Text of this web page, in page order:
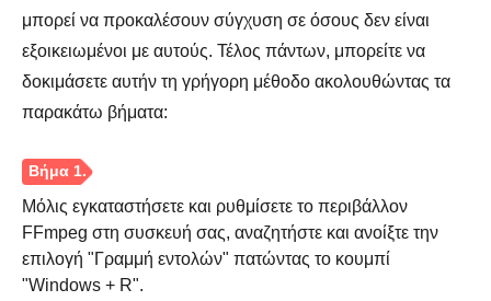
μπορεί να προκαλέσουν σύγχυση σε όσους δεν είναι
εξοικειωμένοι με αυτούς. Τέλος πάντων, μπορείτε να
δοκιμάσετε αυτήν τη γρήγορη μέθοδο ακολουθώντας τα
παρακάτω βήματα:
Μόλις εγκαταστήσετε και ρυθμίσετε το περιβάλλον
FFmpeg στη συσκευή σας, αναζητήστε και ανοίξτε την
επιλογή "Γραμμή εντολών" πατώντας το κουμπί
"Windows + R".